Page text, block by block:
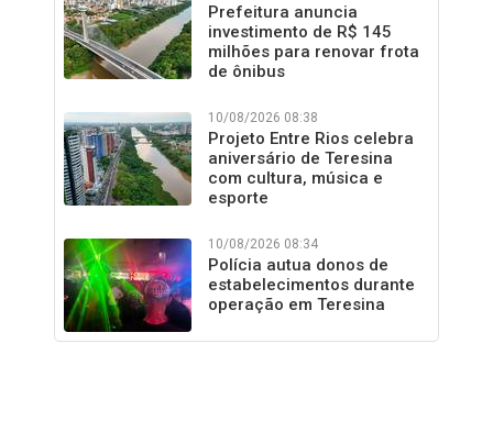
Prefeitura anuncia
investimento de R$ 145
milhões para renovar frota
de ônibus
10/08/2026 08:38
Projeto Entre Rios celebra
aniversário de Teresina
com cultura, música e
esporte
10/08/2026 08:34
Polícia autua donos de
estabelecimentos durante
operação em Teresina